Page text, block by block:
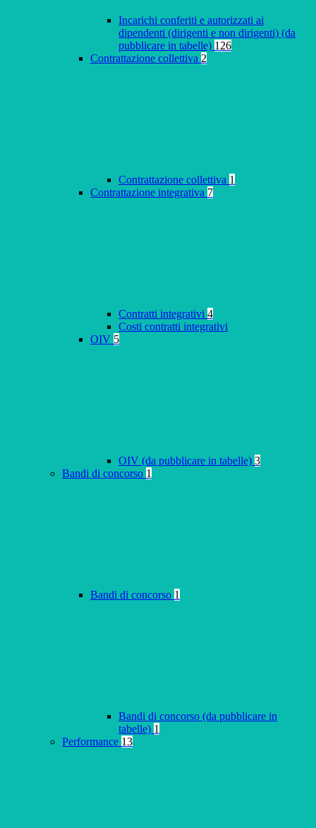
Incarichi conferiti e autorizzati ai
dipendenti (dirigenti e non dirigenti) (da
pubblicare in tabelle) 126
Contrattazione collettiva 2
Contrattazione collettiva 1
Contrattazione integrativa 7
Contratti integrativi 4
Costi contratti integrativi
OIV 5
OIV (da pubblicare in tabelle) 3
Bandi di concorso 1
Bandi di concorso 1
Bandi di concorso (da pubblicare in
tabelle) 1
Performance 13